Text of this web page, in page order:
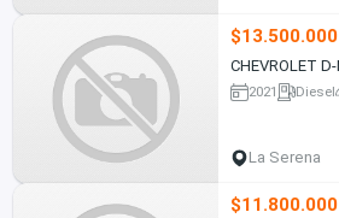
$13.500.000
2021 Diesel
La Serena
$11.800.000